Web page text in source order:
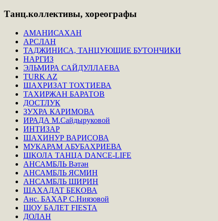
Танц.коллективы, хореографы
АМАНИСАХАН
АРСЛАН
ТАДЖИНИСА, ТАНЦУЮЩИЕ БУТОНЧИКИ
НАРГИЗ
ЭЛЬМИРА САЙДУЛЛАЕВА
TURK AZ
ШАХРИЗАТ ТОХТИЕВА
ТАХИРЖАН БАРАТОВ
ДОСТЛУК
ЗУХРА КАРИМОВА
ИРАДА М.Сайдыруковой
ИНТИЗАР
ШАХИНУР ВАРИСОВА
МУКАРАМ АБУБАХРИЕВА
ШКОЛА ТАНЦА DANCE-LIFE
АНСАМБЛЬ Вәтән
АНСАМБЛЬ ЯСМИН
АНСАМБЛЬ ШИРИН
ШАХАДАТ БЕКОВА
Анс. БАХАР С.Ниязовой
ШОУ БАЛЕТ FIESTA
ДОЛАН